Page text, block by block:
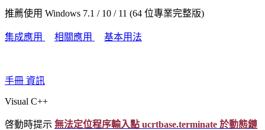
推薦使用 Windows 7.1 / 10 / 11 (64 位專業完整版)
集成應用 相關應用 基本用法
手冊 資訊
Visual C++
啓動時提示 無法定位程序輸入點 ucrtbase.terminate 於動態鏈